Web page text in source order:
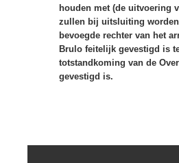
houden met (de uitvoering
zullen bij uitsluiting
bevoegde rechter van het
Brulo feitelijk gevestigd is
totstandkoming van de
gevestigd is.